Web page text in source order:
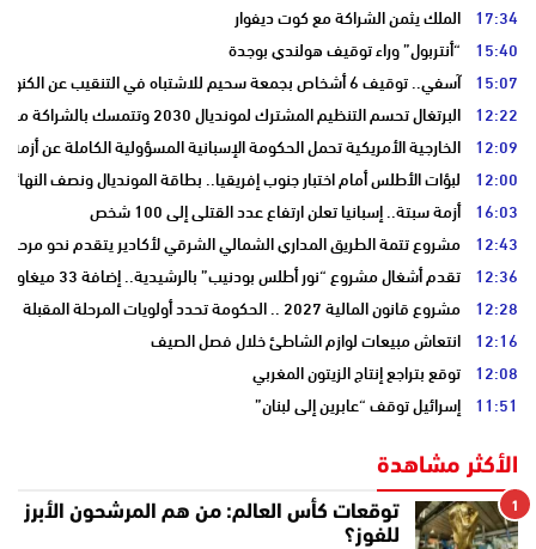
17:34 الملك يثمن الشراكة مع كوت ديفوار
15:40 “أنتربول” وراء توقيف هولندي بوجدة
15:07 آسفي.. توقيف 6 أشخاص بجمعة سحيم للاشتباه في التنقيب عن الكنوز .
12:22 البرتغال تحسم التنظيم المشترك لمونديال 2030 وتتمسك بالشراكة مع المغرب وإسبانيا
12:09 الخارجية الأمريكية تحمل الحكومة الإسبانية المسؤولية الكاملة عن أزمة
12:00 لبؤات الأطلس أمام اختبار جنوب إفريقيا.. بطاقة المونديال ونصف
16:03 أزمة سبتة.. إسبانيا تعلن ارتفاع عدد القتلى إلى 100 شخص
12:43 مشروع تتمة الطريق المداري الشمالي الشرقي لأكادير يتقدم نحو مرحلة
12:36 تقدم أشغال مشروع “نور أطلس بودنيب” بالرشيدية.. إضافة 33 ميغاوات إلى الشبكة الوطنية
12:28 مشروع قانون المالية 2027 .. الحكومة تحدد أولويات المرحلة المقبلة
12:16 انتعاش مبيعات لوازم الشاطئ خلال فصل الصيف
12:08 توقع بتراجع إنتاج الزيتون المغربي
11:51 إسرائيل توقف “عابرين إلى لبنان”
الأكثر مشاهدة
1
توقعات كأس العالم: من هم المرشحون الأبرز
للفوز؟